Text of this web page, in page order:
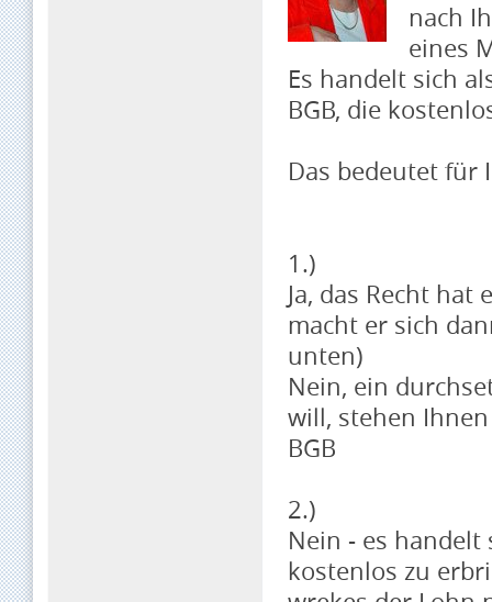
nach
eines
Es handelt sich
BGB, die
Das bedeutet für
1.)
Ja, das Recht
macht er sich
unten)
Nein, ein
will, stehen
BGB
2.)
Nein - es
kostenlos zu